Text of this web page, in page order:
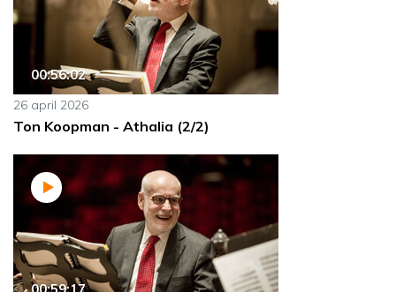
00:56:02
26 april 2026
Ton Koopman - Athalia (2/2)